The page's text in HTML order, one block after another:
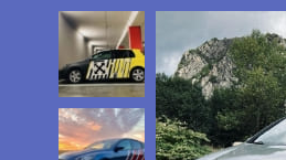
Land Rover
Ldv
Lexus